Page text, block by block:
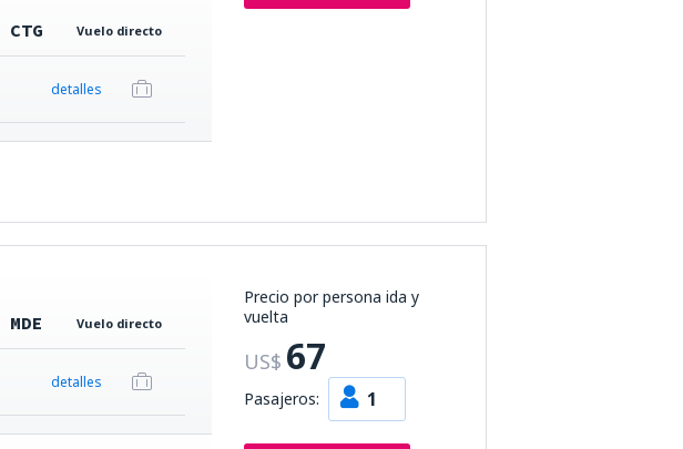
CTG Vuelo directo
detalles
Precio por persona ida y
vuelta
US$ 67
Pasajeros: 1
MDE Vuelo directo
detalles